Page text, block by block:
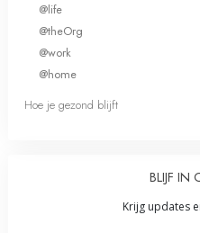
@life
@theOrg
@work
@home
Hoe je gezond blijft
BLIJF IN
Krijg updates